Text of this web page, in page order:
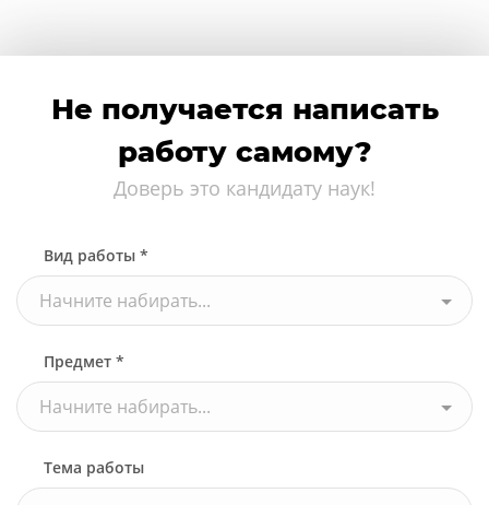
Не получается написать
работу самому?
Доверь это кандидату наук!
Вид работы *
Начните набирать...
Предмет *
Начните набирать...
Тема работы